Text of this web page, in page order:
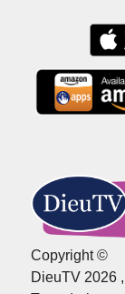
Copyright ©
DieuTV 2026 ,